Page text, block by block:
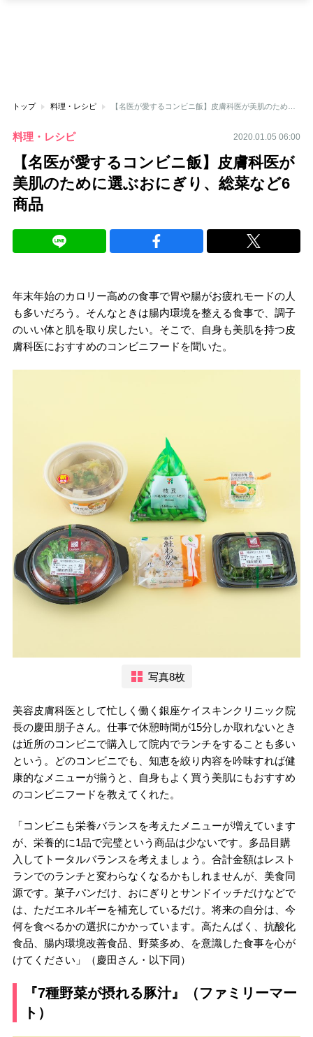
トップ 料理・レシピ
料理・レシピ 2020.01.05 06:00
【名医が愛するコンビニ飯】皮膚科医が
美肌のために選ぶおにぎり、総菜など6
商品
年末年始のカロリー高めの食事で胃や腸がお疲れモードの人
も多いだろう。そんなときは腸内環境を整える食事で、調子
のいい体と肌を取り戻したい。そこで、自身も美肌を持つ皮
膚科医におすすめのコンビニフードを聞いた。
写真8枚
美容皮膚科医として忙しく働く銀座ケイスキンクリニック院
長の慶田朋子さん。仕事で休憩時間が15分しか取れないとき
は近所のコンビニで購入して院内でランチをすることも多い
という。どのコンビニでも、知恵を絞り内容を吟味すれば健
康的なメニューが揃うと、自身もよく買う美肌にもおすすめ
のコンビニフードを教えてくれた。
「コンビニも栄養バランスを考えたメニューが増えています
が、栄養的に1品で完璧という商品は少ないです。多品目購
入してトータルバランスを考えましょう。合計金額はレスト
ランでのランチと変わらなくなるかもしれませんが、美食同
源です。菓子パンだけ、おにぎりとサンドイッチだけなどで
は、ただエネルギーを補充しているだけ。将来の自分は、今
何を食べるかの選択にかかっています。高たんぱく、抗酸化
食品、腸内環境改善食品、野菜多め、を意識した食事を心が
けてください」（慶田さん・以下同）
『7種野菜が摂れる豚汁』（ファミリーマー
ト）